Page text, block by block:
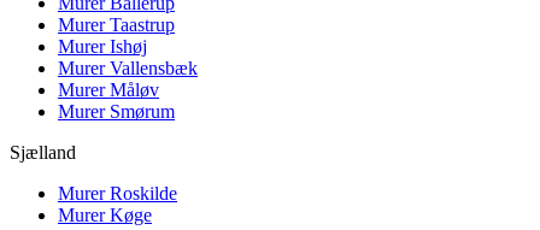
MurerTaastrup
MurerIshøj
MurerVallensbæk
MurerMåløv
Murer Smørum
Sjælland
MurerRoskilde
MurerKøge